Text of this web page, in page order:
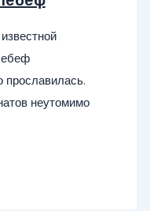
прославилась.
неутомимо